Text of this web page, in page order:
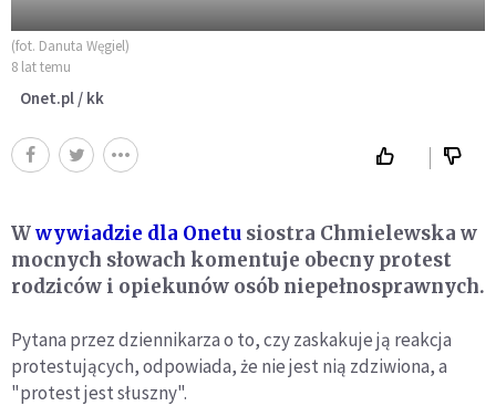
(fot. Danuta Węgiel)
8 lat temu
Onet.pl / kk
Wwywiadzie dla Onetu siostra Chmielewska w
mocnych słowach komentuje obecny protest
rodziców i opiekunów osób niepełnosprawnych.
Pytana przez dziennikarza o to, czy zaskakuje ją reakcja
protestujących, odpowiada, że nie jest nią zdziwiona, a
"protest jest słuszny".